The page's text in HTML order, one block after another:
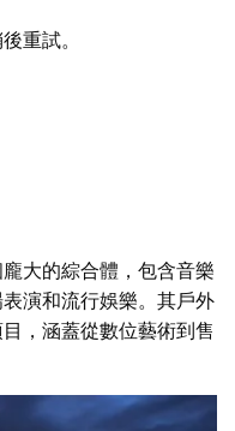
重試。
龐大的綜合體，包含音樂
演和流行娛樂。其戶外
，涵蓋從數位藝術到售